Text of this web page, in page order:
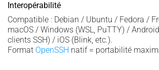
Interopérabilité
Compatible : Debian / Ubuntu / Fedora /
macOS / Windows (WSL, PuTTY) /
clients SSH) / iOS (Blink, etc.).
Format OpenSSH natif = portabilité